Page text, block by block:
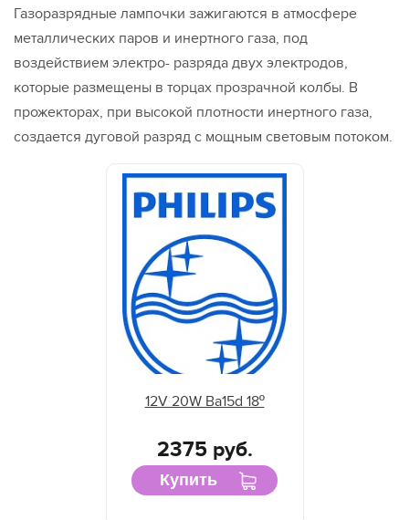
Газоразрядные лампочки зажигаются в атмосфере
металлических паров и инертного газа, под
воздействием электро- разряда двух электродов,
которые размещены в торцах прозрачной колбы. В
прожекторах, при высокой плотности инертного газа,
создается дуговой разряд с мощным световым потоком.
12V 20W Ba15d 18º
2375 руб.
Купить